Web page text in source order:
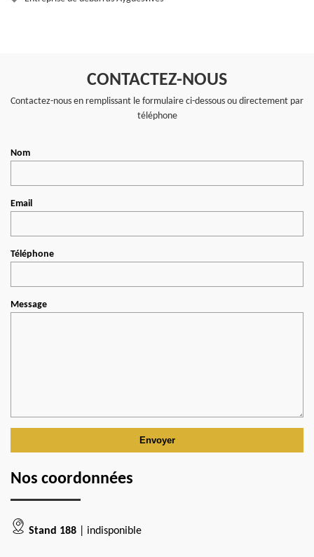
CONTACTEZ-NOUS
Contactez-nous en remplissant le formulaire ci-dessous ou directement par
téléphone
Nom
Email
Téléphone
Message
Nos coordonnées
Stand 188 | indisponible